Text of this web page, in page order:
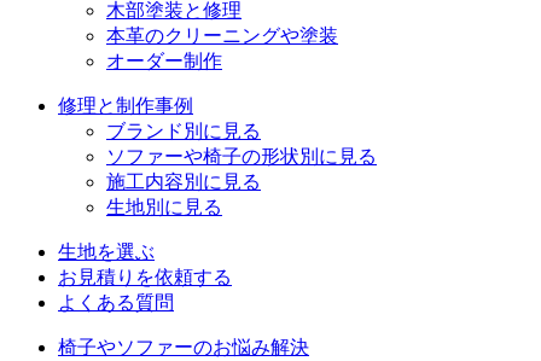
木部塗装と修理
本革のクリーニングや塗装
オーダー制作
修理と制作事例
ブランド別に見る
ソファーや椅子の形状別に見る
施工内容別に見る
生地別に見る
生地を選ぶ
お見積りを依頼する
よくある質問
椅子やソファーのお悩み解決